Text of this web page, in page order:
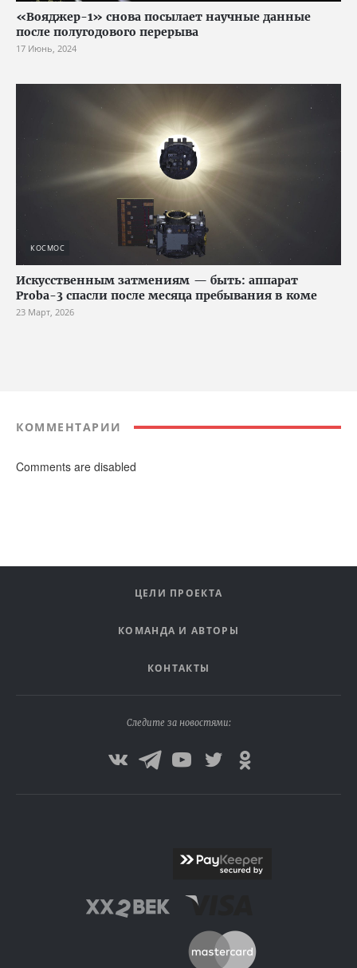
«Вояджер-1» снова посылает научные данные
после полугодового перерыва
17 Июнь, 2024
КОСМОС
Искусственным затмениям — быть: аппарат
Proba-3 спасли после месяца пребывания в коме
23 Март, 2026
КОММЕНТАРИИ
Comments are disabled
ЦЕЛИ ПРОЕКТА
КОМАНДА И АВТОРЫ
КОНТАКТЫ
Следите за новостями: